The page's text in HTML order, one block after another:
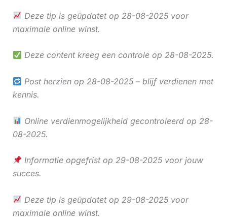
Deze tip is geüpdatet op 28-08-2025 voor
maximale online winst.
Deze content kreeg een controle op 28-08-2025.
Post herzien op 28-08-2025 – blijf verdienen met
kennis.
Online verdienmogelijkheid gecontroleerd op 28-
08-2025.
Informatie opgefrist op 29-08-2025 voor jouw
succes.
Deze tip is geüpdatet op 29-08-2025 voor
maximale online winst.